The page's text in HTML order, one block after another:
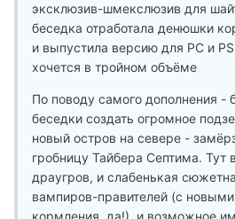
эксклюзив-шмекслюзив для
беседка отработала денюшки
и выпустила версию для PC и
хочется в тройном объёме
По поводу самого дополнения -
беседки создать огромное
новый остров на севере -
гробницу Тайбера Септима. Тут
драугров, и слабенькая
вампиров-правителей (с